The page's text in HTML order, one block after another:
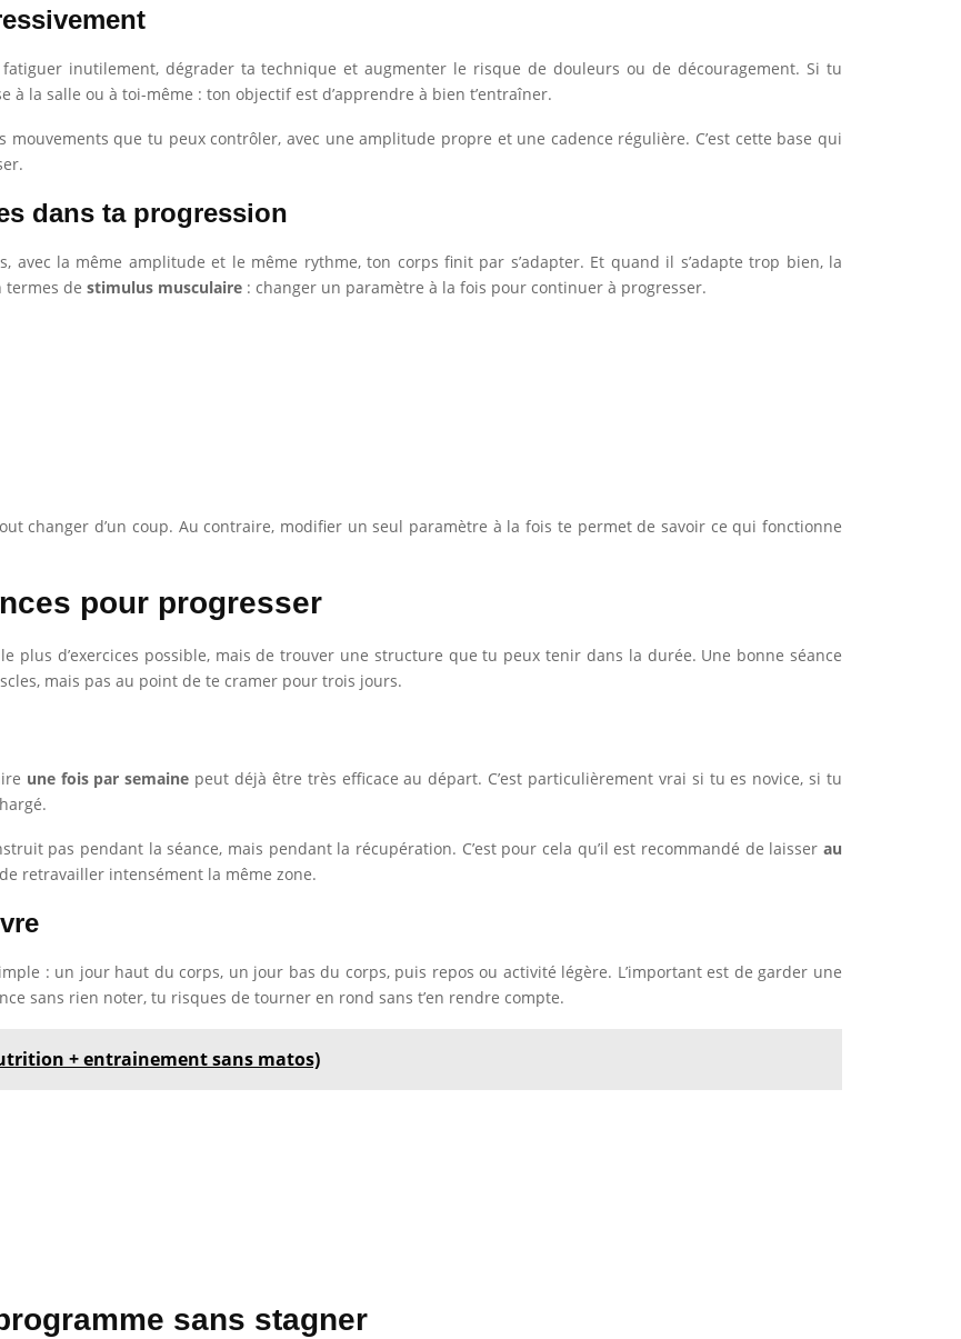
inutilement, dégrader ta technique et augmenter le risque de douleurs ou de découragement. Si tu
à la salle ou à toi-même : ton objectif est d’apprendre à bien t’entraîner.
que tu peux contrôler, avec une amplitude propre et une cadence régulière. C’est cette base qui
dans ta progression
avec la même amplitude et le même rythme, ton corps finit par s’adapter. Et quand il s’adapte trop bien, la
termes de stimulus musculaire : changer un paramètre à la fois pour continuer à progresser.
changer d’un coup. Au contraire, modifier un seul paramètre à la fois te permet de savoir ce qui fonctionne
pour progresser
plus d’exercices possible, mais de trouver une structure que tu peux tenir dans la durée. Une bonne séance
mais pas au point de te cramer pour trois jours.
une fois par semaine peut déjà être très efficace au départ. C’est particulièrement vrai si tu es novice, si tu
pas pendant la séance, mais pendant la récupération. C’est pour cela qu’il est recommandé de laisser au
retravailler intensément la même zone.
: un jour haut du corps, un jour bas du corps, puis repos ou activité légère. L’important est de garder une
sans rien noter, tu risques de tourner en rond sans t’en rendre compte.
+ entrainement sans matos)
sans stagner